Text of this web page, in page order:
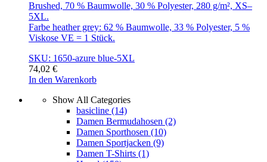
Brushed, 70 % Baumwolle, 30 % Polyester, 280 g/m², XS–
5XL.
Farbe heather grey: 62 % Baumwolle, 33 % Polyester, 5 %
Viskose VE = 1 Stück.
SKU: 1650-azure blue-5XL
74,02 €
In den Warenkorb
Show All Categories
basicline (14)
Damen Bermudahosen (2)
Damen Sporthosen (10)
Damen Sportjacken (9)
Damen T-Shirts (1)